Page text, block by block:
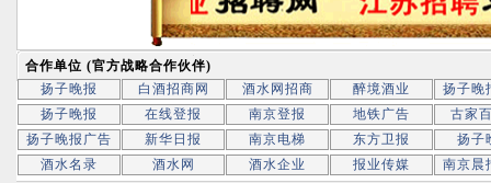
合作单位 (官方战略合作伙伴)
扬子晚报
白酒招商网 酒水网招商 醉境酒业
扬子晚
扬子晚报
在线登报 南京登报 地铁广告
古家
扬子晚报广告
新华日报 南京电梯 东方卫报
扬子
酒水名录
酒水网 酒水企业 报业传媒 南京晨